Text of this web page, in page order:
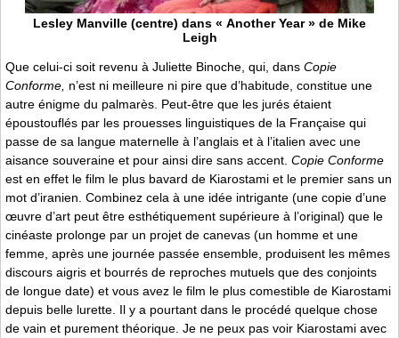
Lesley Manville (centre) dans « Another Year » de Mike
Leigh
Que celui-ci soit revenu à Juliette Binoche, qui, dans Copie
Conforme, n’est ni meilleure ni pire que d’habitude, constitue une
autre énigme du palmarès. Peut-être que les jurés étaient
époustouflés par les prouesses linguistiques de la Française qui
passe de sa langue maternelle à l’anglais et à l’italien avec une
aisance souveraine et pour ainsi dire sans accent. Copie Conforme
est en effet le film le plus bavard de Kiarostami et le premier sans un
mot d’iranien. Combinez cela à une idée intrigante (une copie d’une
œuvre d’art peut être esthétiquement supérieure à l’original) que le
cinéaste prolonge par un projet de canevas (un homme et une
femme, après une journée passée ensemble, produisent les mêmes
discours aigris et bourrés de reproches mutuels que des conjoints
de longue date) et vous avez le film le plus comestible de Kiarostami
depuis belle lurette. Il y a pourtant dans le procédé quelque chose
de vain et purement théorique. Je ne peux pas voir Kiarostami avec